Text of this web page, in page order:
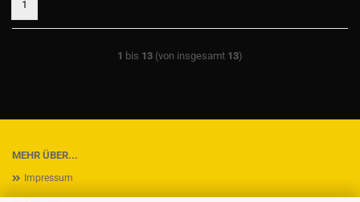
1
1 bis 13 (von insgesamt 13)
MEHR ÜBER...
Impressum